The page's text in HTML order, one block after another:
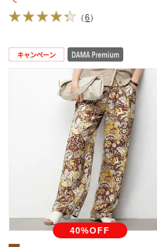
（6）
40%OFF